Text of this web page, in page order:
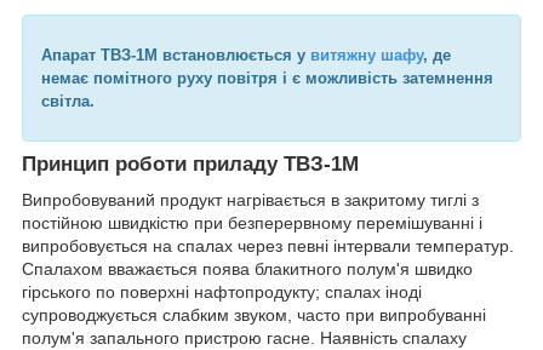
Апарат ТВЗ-1М встановлюється у витяжну шафу, де
немає помітного руху повітря і є можливість затемнення
світла.
Принцип роботи приладу ТВЗ-1М
Випробовуваний продукт нагрівається в закритому тиглі з
постійною швидкістю при безперервному перемішуванні і
випробовується на спалах через певні інтервали температур.
Спалахом вважається поява блакитного полум'я швидко
гірського по поверхні нафтопродукту; спалах іноді
супроводжується слабким звуком, часто при випробуванні
полум'я запального пристрою гасне. Наявність спалаху